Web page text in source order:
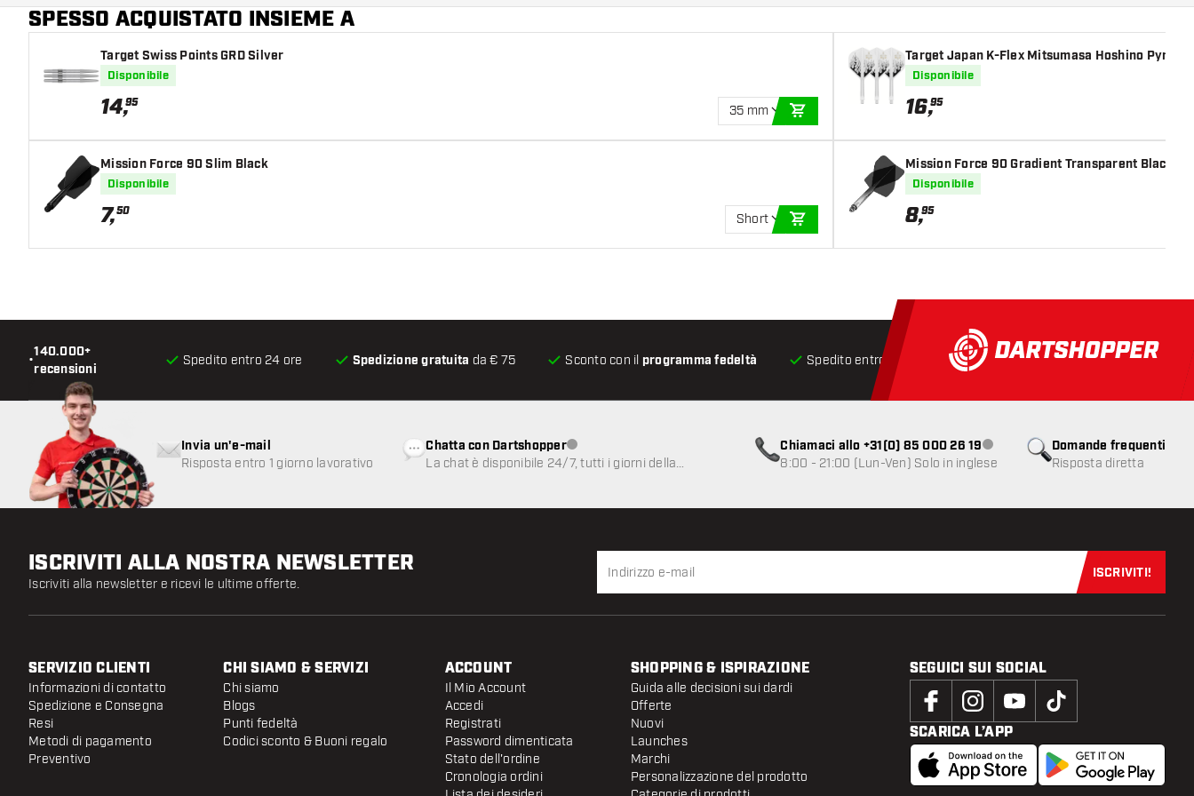
Lunghezza del shaft
SPESSO ACQUISTATO INSIEME A
Target Swiss Points GRD Silver
Disponibile
14,95
35 mm
AGGIUNGI AL CARRELLO
Mission Force 90 Slim Black
Disponibile
7,50
Short
AGGIUNGI AL CARRELLO
Target Japan K-Flex Mitsumasa Hoshino Pyro
Disponibile
16,95
Mission Force 90 Gradient Transparent Black
Disponibile
8,95
•
140.000+
recensioni
Spedito entro 24 ore Spedizione gratuita da € 75 Sconto con il programma fedeltà Spedito entro 24 ore Spedizione gratuitada € 75
Domande frequenti
Risposta diretta
Invia un'e-mail
Risposta entro 1 giorno lavorativo
Chatta con DartshopperServizio clienti non disponibile
La chat è disponibile 24/7, tutti i giorni della
Chiamaci allo +31(0) 85 000 26 19Servizio clienti non disponibile
8:00 - 21:00 (Lun-Ven) Solo in inglese
ISCRIVITI ALLA NOSTRA NEWSLETTER
Iscriviti alla newsletter e ricevi le ultime offerte.
Iscriviti
ISCRIVITI!
SERVIZIO CLIENTI
Informazioni di contatto
Spedizione e Consegna
Resi
Metodi di pagamento
Preventivo
CHI SIAMO & SERVIZI
Chi siamo
Blogs
Punti fedeltà
Codici sconto & Buoni regalo
ACCOUNT
Il Mio Account
Accedi
Registrati
Password dimenticata
Stato dell'ordine
Cronologia ordini
SHOPPING & ISPIRAZIONE
Guida alle decisioni sui dardi
Offerte
Nuovi
Launches
Marchi
Personalizzazione del prodotto
SEGUICI SUI SOCIAL
SCARICA L’APP